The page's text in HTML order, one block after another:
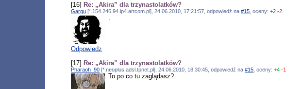
[16] Re: „Akira” dla trzynastolatków?
Gargu [*.154.246.94.ip4.artcom.pl], 24.06.2010, 17:21:57, odpowiedź na#15 , oceny:+2 -2
Odpowiedz
[17] Re: „Akira” dla trzynastolatków?
Pharaoh_90 [*.neoplus.adsl.tpnet.pl], 24.06.2010, 18:30:45, odpowiedź na#15 , oceny:+4 -1
To po co tu zaglądasz?